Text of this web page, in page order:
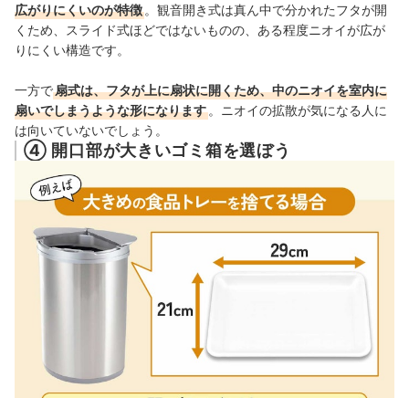
広がりにくいのが特徴 。観音開き式は真ん中で分かれたフタが開
くため、スライド式ほどではないものの、ある程度ニオイが広が
りにくい構造です。
一方で扇式は、フタが上に扇状に開くため、中のニオイを室内に
扇いでしまうような形になります 。ニオイの拡散が気になる人に
は向いていないでしょう。
④ 開口部が大きいゴミ箱を選ぼう